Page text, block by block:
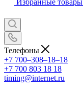
Избранные товары
Телефоны
+7 700‒308‒18‒18
+7 700 803 18 18
timing@internet.ru